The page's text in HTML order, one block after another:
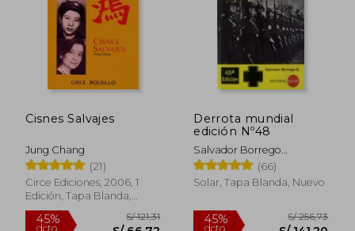
dcto. S/ 154,23
25%
dcto.
Cisnes Salvajes
Jung Chang
(21)
Circe Ediciones, 2006, 1
Edición, Tapa Blanda,
Nuevo
Derrota mundial
edición Nº48
Salvador Borrego
Escalante
(66)
Solar, Tapa Blanda, Nuevo